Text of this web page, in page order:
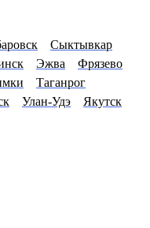
Сыктывкар
Эжва
Фрязево
Таганрог
Улан-Удэ
Якутск